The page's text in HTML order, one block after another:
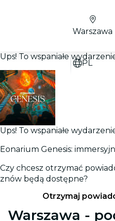
Warszawa
PL
Ups! To wspaniałe
Ups! To wspaniałe
Eonarium Genesis:
Czy chcesz otrzymać
znów będą dostępne?
Otrzymaj
Warszawa -